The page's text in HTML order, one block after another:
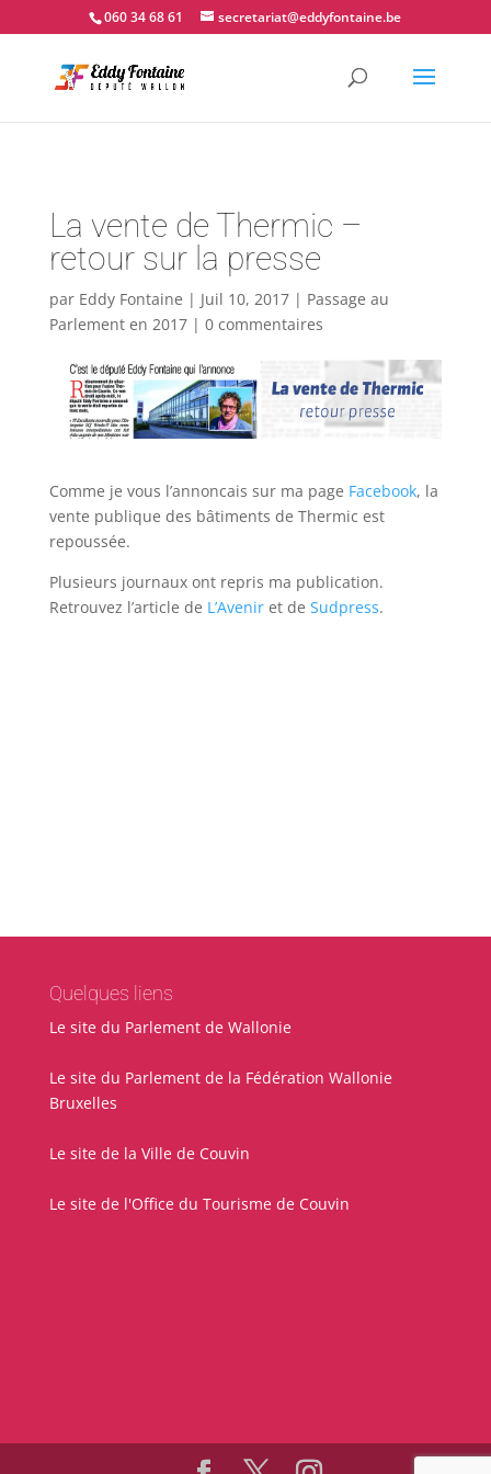
📍 Couvin - 060.34.68.61
060 34 68 61 secretariat@eddyfontaine.be
La vente de Thermic –
retour sur la presse
par Eddy Fontaine | Juil 10, 2017| Passage au
Parlement en 2017| 0 commentaires
Comme je vous l’annoncais sur ma page Facebook, la
vente publique des bâtiments de Thermic est
repoussée.
Plusieurs journaux ont repris ma publication.
Retrouvez l’article de L’Aveniret de Sudpress.
Quelques liens
Le site du Parlement de Wallonie
Le site du Parlement de la Fédération Wallonie
Bruxelles
Le site de la Ville de Couvin
Le site de l'Office du Tourisme de Couvin